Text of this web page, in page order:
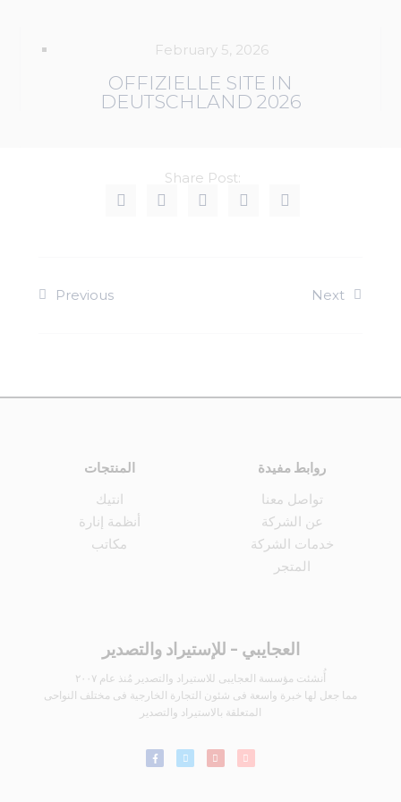
February 5, 2026
OFFIZIELLE SITE IN
DEUTSCHLAND 2026
Share Post:
Previous Next
المنتجات
انتيك
أنظمة إنارة
مكاتب
روابط مفيدة
تواصل معنا
عن الشركة
خدمات الشركة
المتجر
العجايبي - للإستيراد والتصدير
أُنشئت مؤسسة العجايبى للاستيراد والتصدير مُنذ عام ٢٠٠٧
مما جعل لها خبرة واسعة فى شئون التجارة الخارجية فى مختلف النواحى
المتعلقة بالاستيراد والتصدير